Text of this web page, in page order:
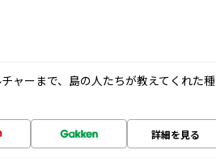
ャーまで、島の人たちが教えてくれた種
詳細を見る